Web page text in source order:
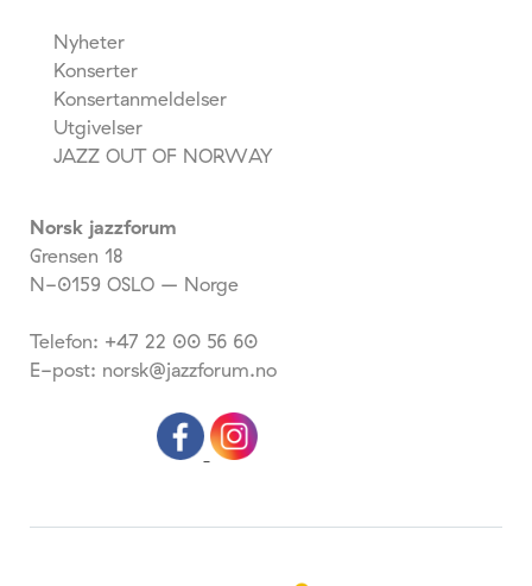
Nyheter
Konserter
Konsertanmeldelser
Utgivelser
JAZZ OUT OF NORWAY
Norsk jazzforum
Grensen 18
N-0159 OSLO – Norge
Telefon: +47 22 00 56 60
E-post: norsk@jazzforum.no